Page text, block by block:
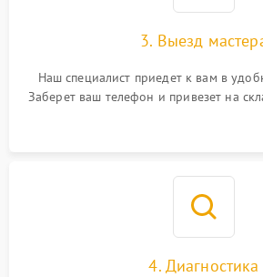
3. Выезд
Наш специалист приедет к вам в
Заберет ваш телефон и привезет на
4. Диагностика